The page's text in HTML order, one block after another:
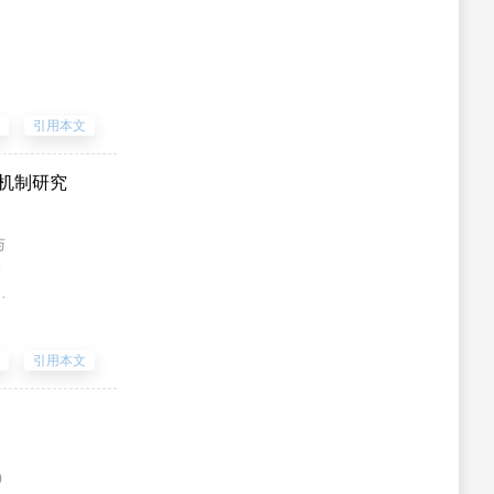
调节机制，为
及对胃癌细胞
抑制作用；利
测癌胚抗原
Ncadherin、
CEA、G-
mL组CEA、
β1组细胞
，加味柴芍六
调(P<0.05或
，而加味柴芍
著抑制了胃癌
引用本文
制研究
用机制。方
3×10
录小鼠一般
膜微血管密
血管内皮细胞
、VEGF、
血管
、p-ERK蛋白
明显降低
引用本文
C57BL/6小鼠